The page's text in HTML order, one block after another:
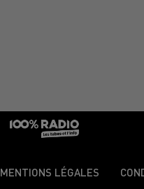
MENTIONS LÉGALES